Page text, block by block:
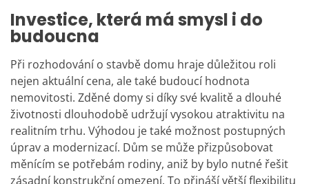
Investice, která má smysl i do
budoucna
Při rozhodování o stavbě domu hraje důležitou roli
nejen aktuální cena, ale také budoucí hodnota
nemovitosti. Zděné domy si díky své kvalitě a dlouhé
životnosti dlouhodobě udržují vysokou atraktivitu na
realitním trhu. Výhodou je také možnost postupných
úprav a modernizací. Dům se může přizpůsobovat
měnícím se potřebám rodiny, aniž by bylo nutné řešit
zásadní konstrukční omezení. To přináší větší flexibilitu